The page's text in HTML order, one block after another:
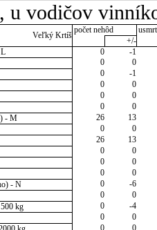
u vodičov
Veľký Krtíš
počet nehôd
+/-
0
-1
0
0
0
-1
0
0
0
0
0
0
- M
26
13
0
0
26
13
0
0
0
0
0
0
- N
0
-6
0
0
kg
0
-4
0
0
0
0